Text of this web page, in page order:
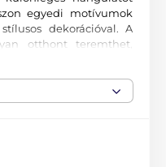
egyedi motívumok
dekorációval. A
otthont teremthet,
sima felületű